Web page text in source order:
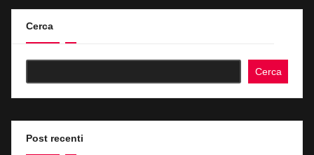
Cerca
Cerca
Post recenti